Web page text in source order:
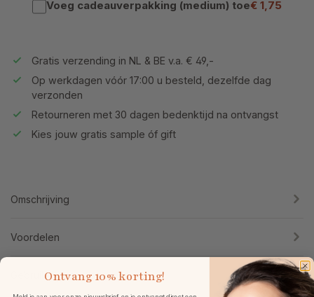
Voeg cadeauverpakking (medium) toe€ 1,75
Gratis verzending in NL & BE v.a. € 49,-
Op werkdagen vóór 17:00 u besteld, dezelfde dag
verzonden
Retourneren met 30 dagen bedenktijd na ontvangst
Kies jouw gratis sample óf gift
Omschrijving
Voordelen
Gebruik & tips
Ontvang 10% korting!